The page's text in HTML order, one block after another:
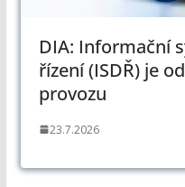
DIA: Informační
řízení (ISDŘ) je
provozu
23.7.2026